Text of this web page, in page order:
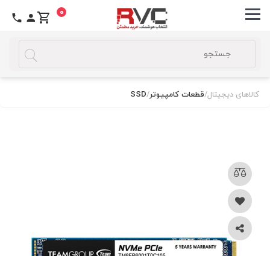
0
کالاهای دیجیتال/قطعات کامپیوتر/
SSD